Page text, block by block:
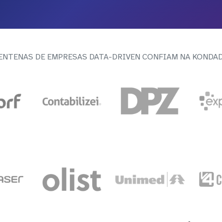
DE EMPRESAS DATA-DRIVEN CONFIAM NA